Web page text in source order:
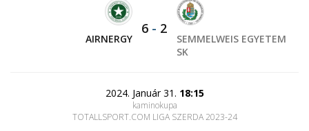
AIRNERGY
6 - 2
SEMMELWEIS EGYETEM
SK
2024. Január 31. 18:15
kaminokupa
TOTALLSPORT.COM LIGA SZERDA 2023-24